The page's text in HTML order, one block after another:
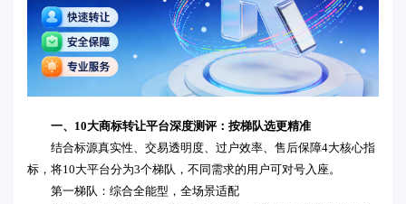
一、10大商标转让平台深度测评：按梯队选更精准
结合标源真实性、交易透明度、过户效率、售后保障4大核心指
标，将10大平台分为3个梯队，不同需求的用户可对号入座。
第一梯队：综合全能型，全场景适配